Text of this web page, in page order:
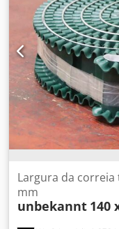
Largura da
mm
unbekannt 140